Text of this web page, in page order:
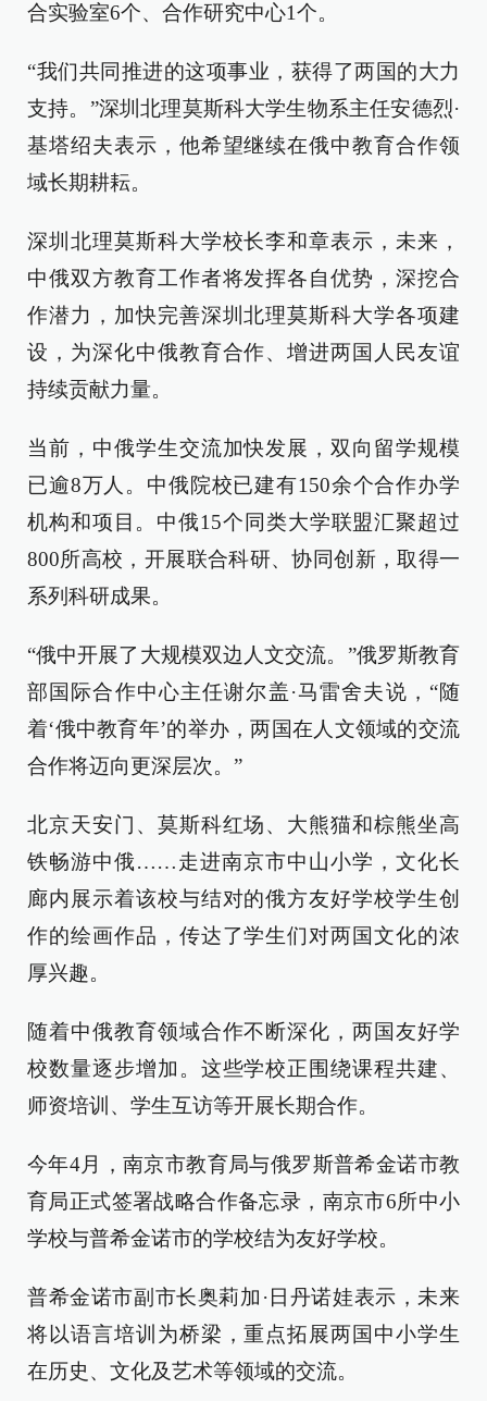
合实验室6个、合作研究中心1个。
“我们共同推进的这项事业，获得了两国的大力
支持。”深圳北理莫斯科大学生物系主任安德烈·
基塔绍夫表示，他希望继续在俄中教育合作领
域长期耕耘。
深圳北理莫斯科大学校长李和章表示，未来，
中俄双方教育工作者将发挥各自优势，深挖合
作潜力，加快完善深圳北理莫斯科大学各项建
设，为深化中俄教育合作、增进两国人民友谊
持续贡献力量。
当前，中俄学生交流加快发展，双向留学规模
已逾8万人。中俄院校已建有150余个合作办学
机构和项目。中俄15个同类大学联盟汇聚超过
800所高校，开展联合科研、协同创新，取得一
系列科研成果。
“俄中开展了大规模双边人文交流。”俄罗斯教育
部国际合作中心主任谢尔盖·马雷舍夫说，“随
着‘俄中教育年’的举办，两国在人文领域的交流
合作将迈向更深层次。”
北京天安门、莫斯科红场、大熊猫和棕熊坐高
铁畅游中俄……走进南京市中山小学，文化长
廊内展示着该校与结对的俄方友好学校学生创
作的绘画作品，传达了学生们对两国文化的浓
厚兴趣。
随着中俄教育领域合作不断深化，两国友好学
校数量逐步增加。这些学校正围绕课程共建、
师资培训、学生互访等开展长期合作。
今年4月，南京市教育局与俄罗斯普希金诺市教
育局正式签署战略合作备忘录，南京市6所中小
学校与普希金诺市的学校结为友好学校。
普希金诺市副市长奥莉加·日丹诺娃表示，未来
将以语言培训为桥梁，重点拓展两国中小学生
在历史、文化及艺术等领域的交流。